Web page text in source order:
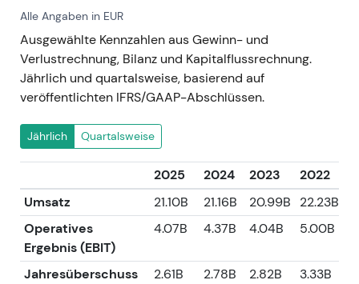
Alle Angaben in EUR
Ausgewählte Kennzahlen aus Gewinn- und
Verlustrechnung, Bilanz und Kapitalflussrechnung.
Jährlich und quartalsweise, basierend auf
veröffentlichten IFRS/GAAP-Abschlüssen.
Jährlich Quartalsweise
2025 2024 2023 2022
Umsatz
21.10B 21.16B 20.99B 22.23B
Operatives
Ergebnis (EBIT)
4.07B 4.37B 4.04B 5.00B
Jahresüberschuss 2.61B 2.78B 2.82B 3.33B